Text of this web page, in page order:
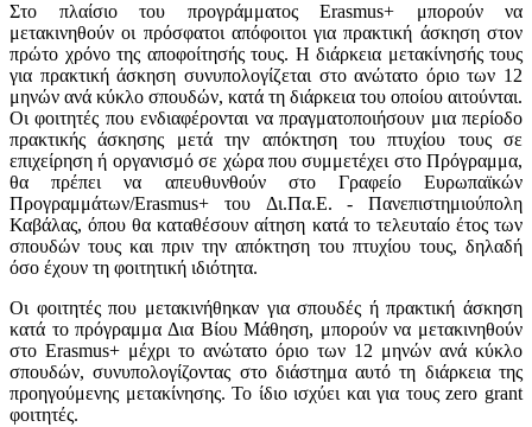
Στο πλαίσιο του προγράμματος Erasmus+ μπορούν να
μετακινηθούν οι πρόσφατοι απόφοιτοι για πρακτική άσκηση στον
πρώτο χρόνο της αποφοίτησής τους. Η διάρκεια μετακίνησής τους
για πρακτική άσκηση συνυπολογίζεται στο ανώτατο όριο των 12
μηνών ανά κύκλο σπουδών, κατά τη διάρκεια του οποίου αιτούνται.
Οι φοιτητές που ενδιαφέρονται να πραγματοποιήσουν μια περίοδο
πρακτικής άσκησης μετά την απόκτηση του πτυχίου τους σε
επιχείρηση ή οργανισμό σε χώρα που συμμετέχει στο Πρόγραμμα,
θα πρέπει να απευθυνθούν στο Γραφείο Ευρωπαϊκών
Προγραμμάτων/Erasmus+ του Δι.Πα.Ε. - Πανεπιστημιούπολη
Καβάλας, όπου θα καταθέσουν αίτηση κατά το τελευταίο έτος των
σπουδών τους και πριν την απόκτηση του πτυχίου τους, δηλαδή
όσο έχουν τη φοιτητική ιδιότητα.
Οι φοιτητές που μετακινήθηκαν για σπουδές ή πρακτική άσκηση
κατά το πρόγραμμα Δια Βίου Μάθηση, μπορούν να μετακινηθούν
στο Erasmus+ μέχρι το ανώτατο όριο των 12 μηνών ανά κύκλο
σπουδών, συνυπολογίζοντας στο διάστημα αυτό τη διάρκεια της
προηγούμενης μετακίνησης. Το ίδιο ισχύει και για τους zero grant
φοιτητές.